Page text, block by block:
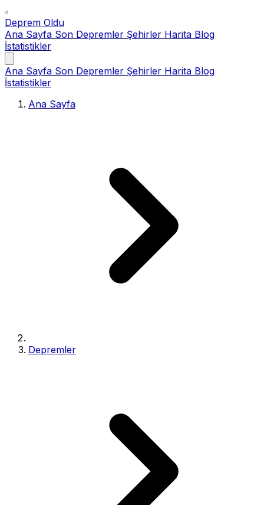
Deprem Oldu
Ana Sayfa Son Depremler Şehirler Harita Blog
İstatistikler
Ana Sayfa Son Depremler Şehirler Harita Blog
İstatistikler
Ana Sayfa
Depremler